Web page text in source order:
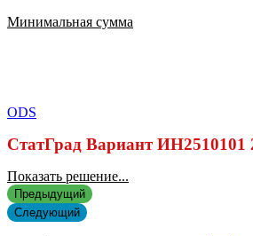
Минимальная сумма
ODS
СтатГрад Вариант ИН2510101
Показать решение...
Предыдущий
Следующий